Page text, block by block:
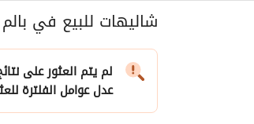
شاليهات للبيع في بالم
لم يتم العثور على
عدل عوامل الفلترة